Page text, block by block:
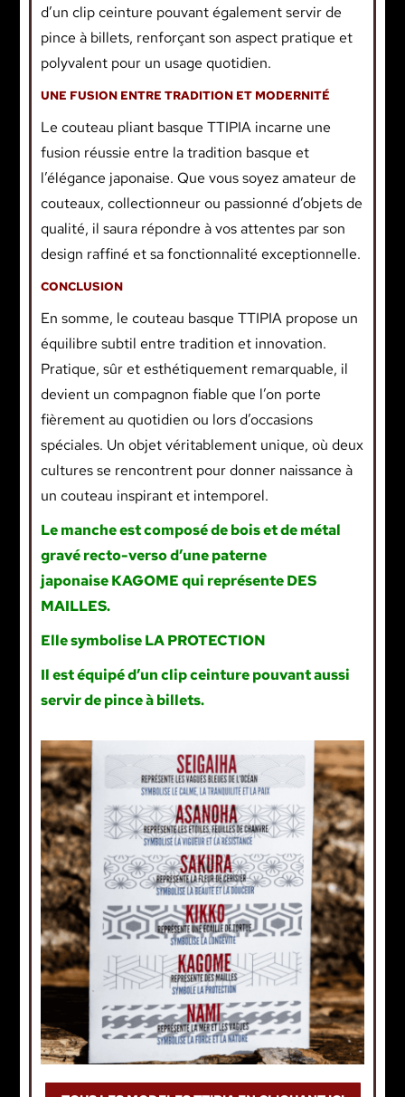
d’un clip ceinture pouvant également servir de
pince à billets, renforçant son aspect pratique et
polyvalent pour un usage quotidien.
UNE FUSION ENTRE TRADITION ET MODERNITÉ
Le couteau pliant basque TTIPIA incarne une
fusion réussie entre la tradition basque et
l’élégance japonaise. Que vous soyez amateur de
couteaux, collectionneur ou passionné d’objets de
qualité, il saura répondre à vos attentes par son
design raffiné et sa fonctionnalité exceptionnelle.
CONCLUSION
En somme, le couteau basque TTIPIA propose un
équilibre subtil entre tradition et innovation.
Pratique, sûr et esthétiquement remarquable, il
devient un compagnon fiable que l’on porte
fièrement au quotidien ou lors d’occasions
spéciales. Un objet véritablement unique, où deux
cultures se rencontrent pour donner naissance à
un couteau inspirant et intemporel.
Le manche est composé de bois et de métal
gravé recto-verso d’une paterne
japonaise KAGOME qui représente DES
MAILLES.
Elle symbolise LA PROTECTION
Il est équipé d’un clip ceinture pouvant aussi
servir de pince à billets.